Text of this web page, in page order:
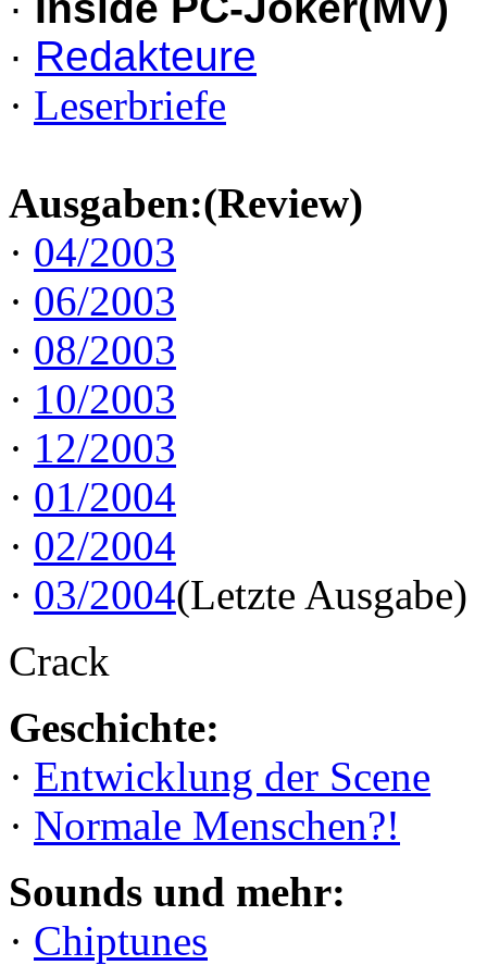
· Redakteure
· Leserbriefe
Ausgaben:(Review)
· 04/2003
· 06/2003
· 08/2003
· 10/2003
· 12/2003
· 01/2004
· 02/2004
· 03/2004(Letzte Ausgabe)
Crack
Geschichte:
· Entwicklung der Scene
· Normale Menschen?!
Sounds und mehr:
· Chiptunes